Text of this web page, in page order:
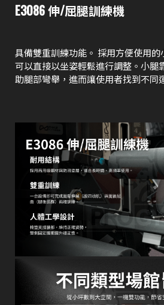
E3086 伸/屈腿訓練機
具備雙重訓練功能。 採用方便使用的
可以直接以坐姿輕鬆進行調整。小腿
助腿部彎舉，進而讓使用者找到不同